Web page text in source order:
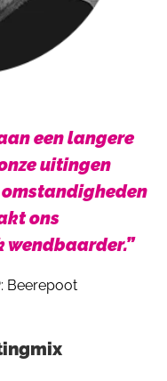
een langere
uitingen
ons
Beerepoot